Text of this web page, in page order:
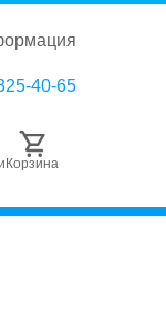
40-65
номер
Корзина